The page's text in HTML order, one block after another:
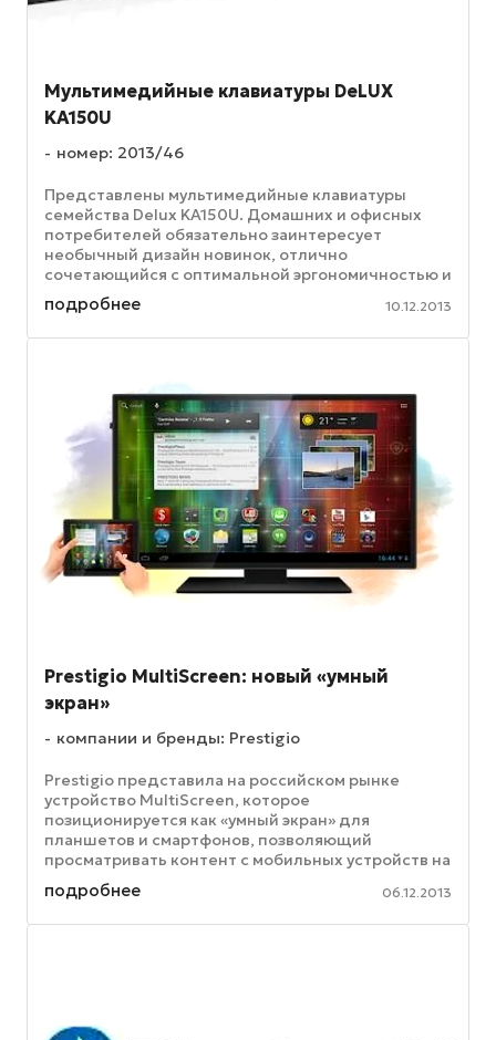
Мультимедийные клавиатуры DeLUX
KA150U
номер: 2013/46
Представлены мультимедийные клавиатуры
семейства Delux KA150U. Домашних и офисных
потребителей обязательно заинтересует
необычный дизайн новинок, отлично
сочетающийся с оптимальной эргономичностью и
привлекательной ценой новинок. Клавиатуры
Delux ...
подробнее 10.12.2013
Prestigio MultiScreen: новый «умный
экран»
компании и бренды: Prestigio
Prestigio представила на российском рынке
устройство MultiScreen, которое
позиционируется как «умный экран» для
планшетов и смартфонов, позволяющий
просматривать контент с мобильных устройств на
широкоформатных экранах проекторах и
телевизоров. ...
подробнее 06.12.2013